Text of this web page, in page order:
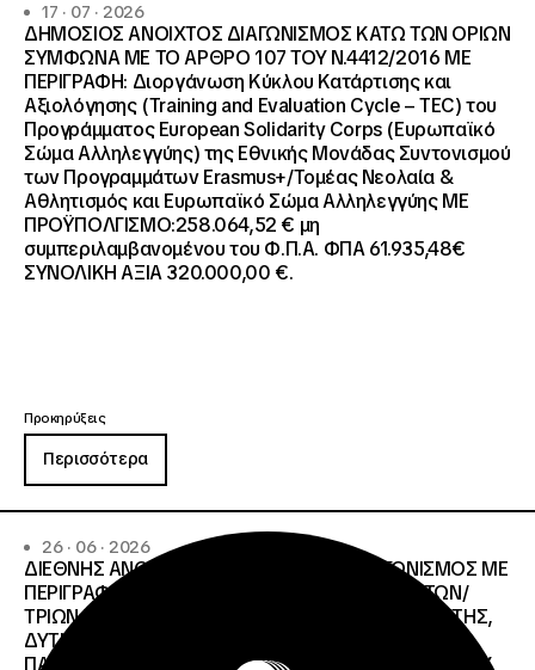
17 · 07 · 2026
ΔΗΜΟΣΙΟΣ ΑΝΟΙΧΤΟΣ ΔΙΑΓΩΝΙΣΜΟΣ ΚΑΤΩ ΤΩΝ ΟΡΙΩΝ
ΣΥΜΦΩΝΑ ΜΕ ΤΟ ΑΡΘΡΟ 107 ΤΟΥ Ν.4412/2016 ΜΕ
ΠΕΡΙΓΡΑΦΗ: Διοργάνωση Κύκλου Κατάρτισης και
Αξιολόγησης (Training and Evaluation Cycle – TEC) του
Προγράμματος European Solidarity Corps (Ευρωπαϊκό
Σώμα Αλληλεγγύης) της Εθνικής Μονάδας Συντονισμού
των Προγραμμάτων Erasmus+/Τομέας Νεολαία &
Αθλητισμός και Ευρωπαϊκό Σώμα Αλληλεγγύης ΜΕ
ΠΡΟΫΠΟΛΓΙΣΜΟ:258.064,52 € μη
συμπεριλαμβανομένου του Φ.Π.Α. ΦΠΑ 61.935,48€
ΣΥΝΟΛΙΚΗ ΑΞΙΑ 320.000,00 €.
Προκηρύξεις
Περισσότερα
26 · 06 · 2026
ΔΙΕΘΝΗΣ ΑΝΟΙΧΤΟΣ ΗΛΕΚΤΡΟΝΙΚΟΣ ΔΙΑΓΩΝΙΣΜΟΣ ΜΕ
ΠΕΡΙΓΡΑΦΗ:ΥΠΗΡΕΣΙΕΣ ΣΤΕΓΑΣΗΣ ΤΩΝ ΦΟΙΤΗΤΩΝ/
ΤΡΙΩΝ ΤΩΝ ΠΑΝΕΠΙΣΤΗΜΙΑΚΩΝ ΙΔΡΥΜΑΤΩΝ KΡΗΤΗΣ,
ΔΥΤΙΚΗΣ ΜΑΚΕΔΟΝΙΑΣ, ΔΗΜΟΚΡΙΤΕΙΟΥ
ΠΑΝΕΠΙΣΤΗΜΙΟΥ ΘΡΑΚΗΣ, ΕΛΛΗΝΙΚΟΥ ΜΕΣΟΓΕΙΑΚΟΥ